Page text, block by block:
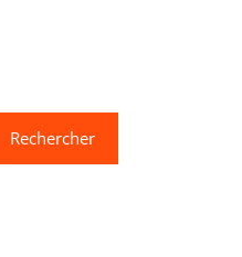
Rechercher